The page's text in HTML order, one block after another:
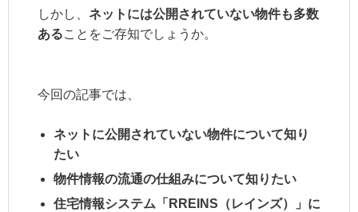
しかし、 ネットには公開されていない物件も多数
あることをご存知でしょうか。
今回の記事では、
ネットに公開されていない物件について知り
たい
物件情報の流通の仕組みについて知りたい
住宅情報システム「 RREINS （レインズ）」に